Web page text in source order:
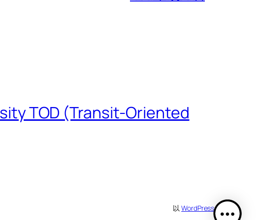
TOD (Transit-Oriented
以WordPress设计